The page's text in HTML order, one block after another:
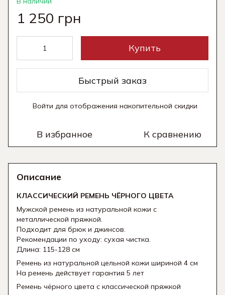
1 250 грн
Купить
Быстрый заказ
Войти для отображения накопительной скидки
В избранное К сравнению
Описание
КЛАССИЧЕСКИЙ РЕМЕНЬ ЧЁРНОГО ЦВЕТА
Мужской ремень из натуральной кожи с
металлической пряжкой.
Подходит для брюк и джинсов.
Рекомендации по уходу: сухая чистка.
Длина: 115-128 см
Ремень из натуральной цельной кожи шириной 4 см
На ремень действует гарантия 5 лет
Ремень чёрного цвета с классической пряжкой